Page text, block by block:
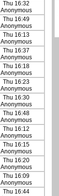
Thu 16:32
Anonymous
Thu 16:49
Anonymous
Thu 16:13
Anonymous
Thu 16:37
Anonymous
Thu 16:18
Anonymous
Thu 16:23
Anonymous
Thu 16:30
Anonymous
Thu 16:48
Anonymous
Thu 16:12
Anonymous
Thu 16:15
Anonymous
Thu 16:20
Anonymous
Thu 16:09
Anonymous
Thu 16:44